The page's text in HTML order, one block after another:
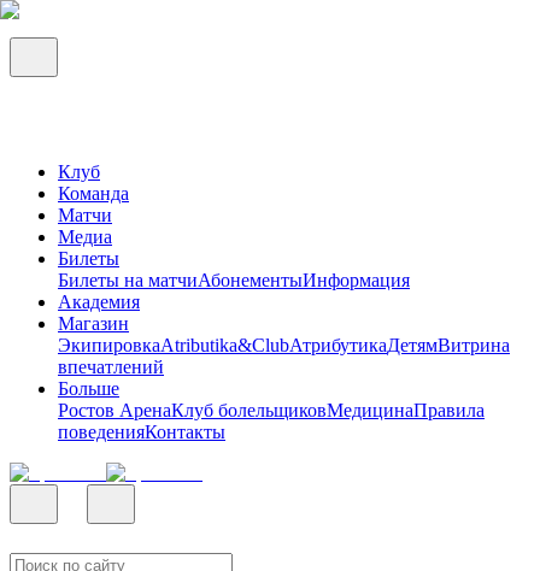
Клуб
Команда
Матчи
Медиа
Билеты
Билеты на матчиАбонементыИнформация
Академия
Магазин
ЭкипировкаAtributika&ClubАтрибутикаДетямВитрина
впечатлений
Больше
Ростов АренаКлуб болельщиковМедицинаПравила
поведенияКонтакты